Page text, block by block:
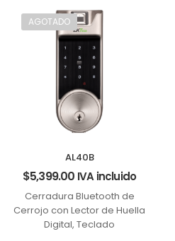
AGOTADO
AL40B
$5,399.00 IVA incluido
Cerradura Bluetooth de
Cerrojo con Lector de Huella
Digital, Teclado